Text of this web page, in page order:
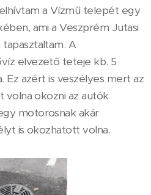
a Vízmű telepét egy
ami a Veszprém Jutasi
A
elvezető teteje kb. 5
Ez azért is veszélyes mert az
okozni az autók
motorosnak akár
is okozhatott volna.